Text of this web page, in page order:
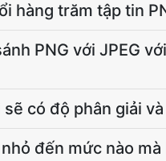
hàng trăm tập tin
PNG với JPEG
sẽ có độ phân giải
đến mức nào